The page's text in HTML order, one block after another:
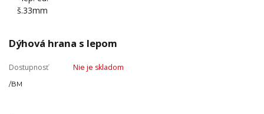
Dýhová hrana s lepom
Dostupnosť Nie je skladom
/BM